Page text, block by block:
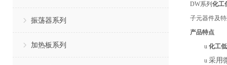
振荡器系列
加热板系列
DW系列 化工
子元器件及
产品特点
u 化工
u 采用